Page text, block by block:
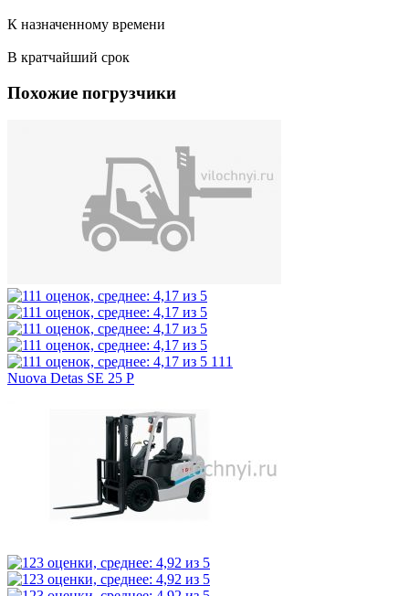
К назначенному времени
В кратчайший срок
Похожие погрузчики
111
Nuova Detas SE 25 P